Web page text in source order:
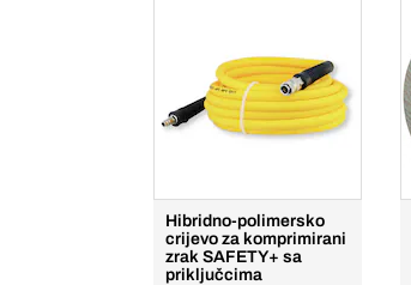
Hibridno-polimersko
crijevo za komprimirani
zrak SAFETY+ sa
priključcima